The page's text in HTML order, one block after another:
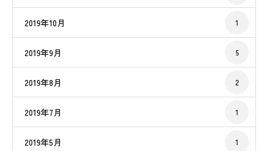
2019年10月 1
2019年9月 5
2019年8月 2
2019年7月 1
2019年5月 1